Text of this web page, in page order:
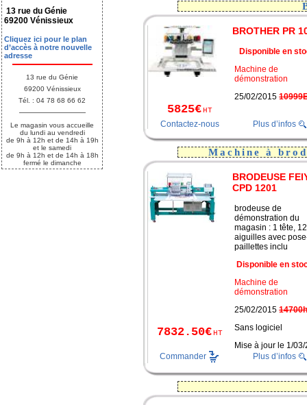
13 rue du Génie
69200 Vénissieux
Cliquez ici pour le plan
d’accès à notre nouvelle
adresse
13 rue du Génie
69200 Vénissieux
Tél. : 04 78 68 66 62
Le magasin vous accueille
du lundi au vendredi
de 9h à 12h et de 14h à 19h
et le samedi
de 9h à 12h et de 14h à 18h
fermé le dimanche
BROTHER PR
Disponible en
Machine de
démonstration
25/02/2015
5825€ HT
Contactez-nous Plus d’infos
Machine à
BRODEUSE
CPD 1201
brodeuse de
démonstration du
magasin : 1 tête, 12
aiguilles avec
paillettes inclu
Disponible en
Machine de
démonstration
25/02/2015
Sans logiciel
Mise à jour le 1/
7832.50€ HT
Commander Plus d’infos